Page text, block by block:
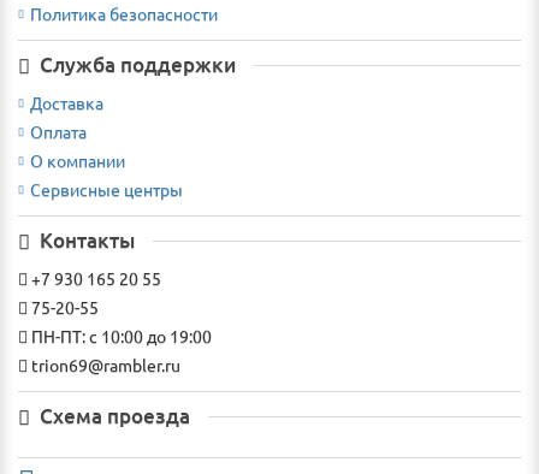
Политика безопасности
Служба поддержки
Доставка
Оплата
О компании
Сервисные центры
Контакты
+7 930 165 20 55
75-20-55
ПН-ПТ: с 10:00 до 19:00
trion69@rambler.ru
Схема проезда